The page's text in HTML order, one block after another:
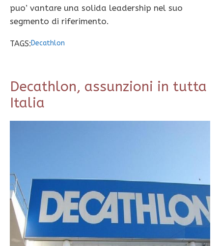
puo’ vantare una solida leadership nel suo
segmento di riferimento.
TAGS:Decathlon
Decathlon, assunzioni in tutta
Italia